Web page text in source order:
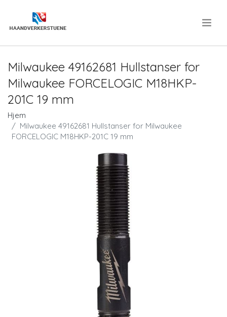
Milwaukee 49162681 Hullstanser for
Milwaukee FORCELOGIC M18HKP-
201C 19 mm
Hjem
Milwaukee 49162681 Hullstanser for Milwaukee
FORCELOGIC M18HKP-201C 19 mm